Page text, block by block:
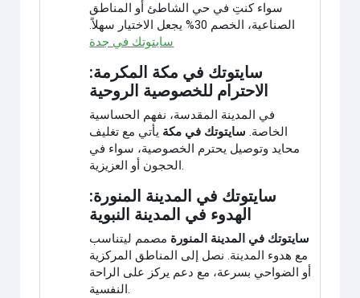
سواء كنتِ في حي الشاطئ أو المناطق
الصناعية، الخصم 30% يجعل الاختيار سهلاً.
سايتوتك في جدة
سايتوتك في مكة المكرمة:
الاحترام للخصوصية الروحية
في المدينة المقدسة، نفهم الحساسية
الخاصة. سايتوتك في مكة يأتي مع تغليف
محايد وتوصيل يحترم الخصوصية، سواء في
الحجون أو العزيزية.
سايتوتك في المدينة المنورة:
الهدوء في المدينة النبوية
سايتوتك في المدينة المنورة مصمم ليتناسب
مع هدوء المدينة. نصل إلى المناطق المركزية
أو الضواحي بسرعة، مع دعم يركز على الراحة
النفسية.